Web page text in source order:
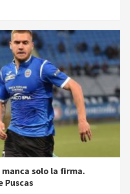
solo la firma.
Puscas